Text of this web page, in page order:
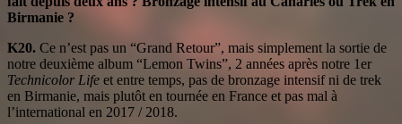
Birmanie ?
K20. Ce n’est pas un “Grand Retour”, mais simplement la sortie de
notre deuxième album “Lemon Twins”, 2 années après notre 1er
Technicolor Life et entre temps, pas de bronzage intensif ni de trek
en Birmanie, mais plutôt en tournée en France et pas mal à
l’international en 2017 / 2018.